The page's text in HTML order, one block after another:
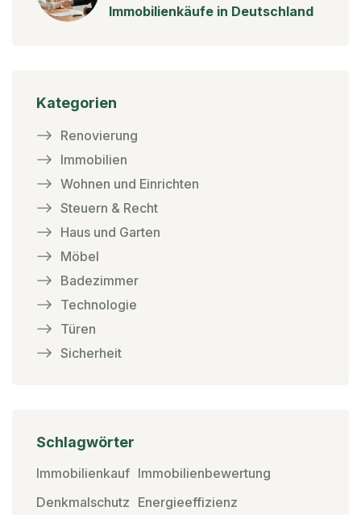
Immobilienkäufe in Deutschland
Kategorien
Renovierung
Immobilien
Wohnen und Einrichten
Steuern & Recht
Haus und Garten
Möbel
Badezimmer
Technologie
Türen
Sicherheit
Schlagwörter
Immobilienkauf Immobilienbewertung
Denkmalschutz Energieeffizienz